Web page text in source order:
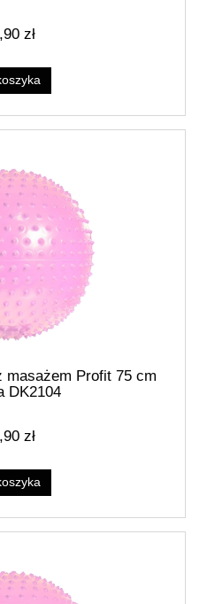
zł
masażem Profit 75 cm
DK2104
zł